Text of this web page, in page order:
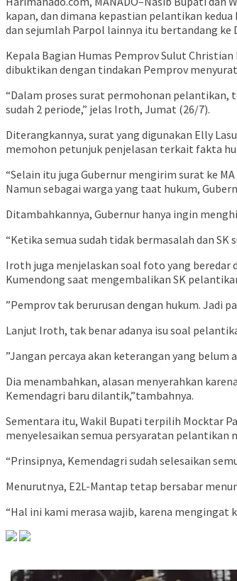
kapan, dan dimana kepastian pelantikan
dan sejumlah Parpol lainnya itu bertandang
Kepala Bagian Humas Pemprov Sulut
dibuktikan dengan tindakan Pemprov
“Dalam proses surat permohonan pelantikan,
sudah 2 periode,” jelas Iroth, Jumat (26/7).
Diterangkannya, surat yang digunakan Elly
memohon petunjuk penjelasan terkait fakta
“Selain itu juga Gubernur mengirim surat ke
Namun sebagai warga yang taat hukum,
Ditambahkannya, Gubernur hanya ingin
“Ketika semua sudah tidak bermasalah dan
Iroth juga menjelaskan soal foto yang beredar
Kumendong saat mengembalikan SK
”Pemprov tak berurusan dengan hukum. Jadi
Lanjut Iroth, tak benar adanya isu soal
”Jangan percaya akan keterangan yang belum
Dia menambahkan, alasan menyerahkan
Kemendagri baru dilantik,”tambahnya.
Sementara itu, Wakil Bupati terpilih Mocktar
menyelesaikan semua persyaratan pelantikan
“Prinsipnya, Kemendagri sudah selesaikan
Menurutnya, E2L-Mantap tetap bersabar
“Hal ini kami merasa wajib, karena mengingat